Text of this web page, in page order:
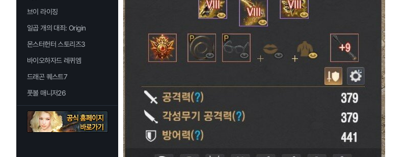
브이 라이징
일곱 개의 대죄: Origin
몬스터헌터 스토리즈3
바이오하자드 레퀴엠
드래곤 퀘스트7
풋볼 매니저26